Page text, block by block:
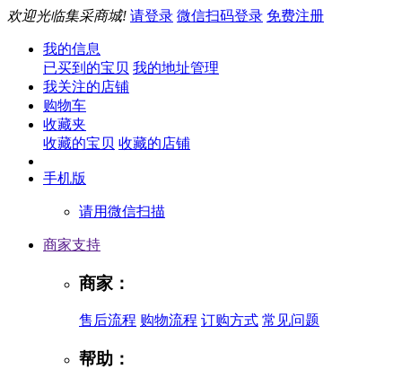
欢迎光临集采商城! 请登录 微信扫码登录 免费注册
我的信息
已买到的宝贝 我的地址管理
我关注的店铺
购物车
收藏夹
收藏的宝贝 收藏的店铺
手机版
请用微信扫描
商家支持
商家：
售后流程 购物流程 订购方式 常见问题
帮助：